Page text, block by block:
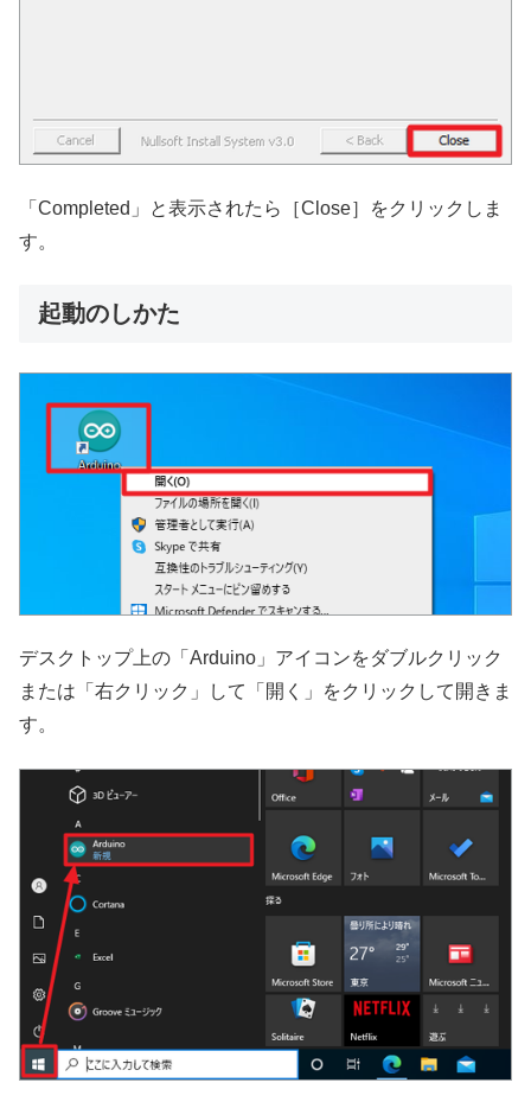
「Completed」と表示されたら［Close］をクリックしま
す。
起動のしかた
デスクトップ上の「Arduino」アイコンをダブルクリック
または「右クリック」して「開く」をクリックして開きま
す。